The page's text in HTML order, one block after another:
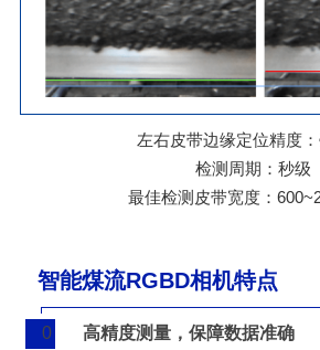
左右皮带边缘定位精度
检测周期：秒级
最佳检测皮带宽度：
智能煤流RGBD相机特点
0
高精度测量，保障数据准确